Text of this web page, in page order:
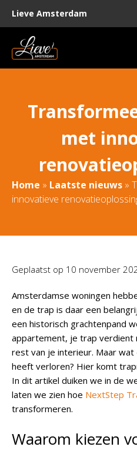
Lieve Amsterdam
met
Home » Laatste nieuws »
innovatieve
Geplaatst op 10 november
Amsterdamse woningen
en de trap is daar een
een historisch grachtenpand
appartement, je trap verdient
rest van je interieur. Maar
heeft verloren? Hier komt
In dit artikel duiken we in de
laten we zien hoe NextStep
transformeren.
Waarom kiezen